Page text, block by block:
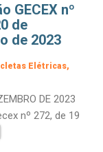
GECEX nº
de
de 2023
Elétricas
DE 2023
nº 272, de 19